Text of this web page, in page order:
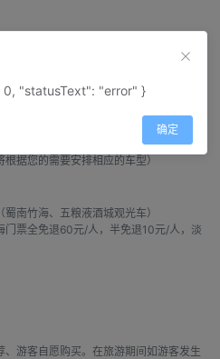
如用餐人数不足10人，按相应人数则相应
（散客团将根据每天参团的人数不同，安
用的车型为T30座金龙、亚星或宇通等；
据您的需要安排相应的车型）
南竹海、五粮液酒城观光车）
门票全免退60元/人，半免退10元/人，淡
、游客自愿购买。在旅游期间如游客发生
"statusText": "error" }
确定